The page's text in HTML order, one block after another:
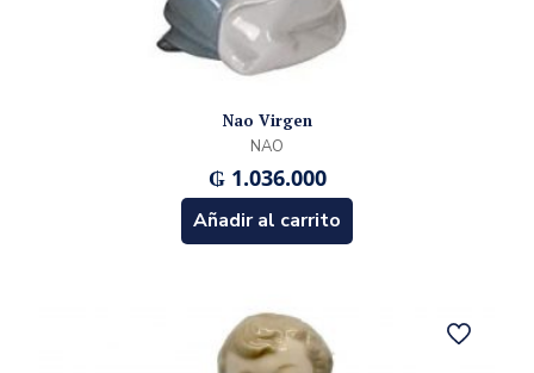
Nao Virgen
NAO
₲1.036.000
Añadir al carrito